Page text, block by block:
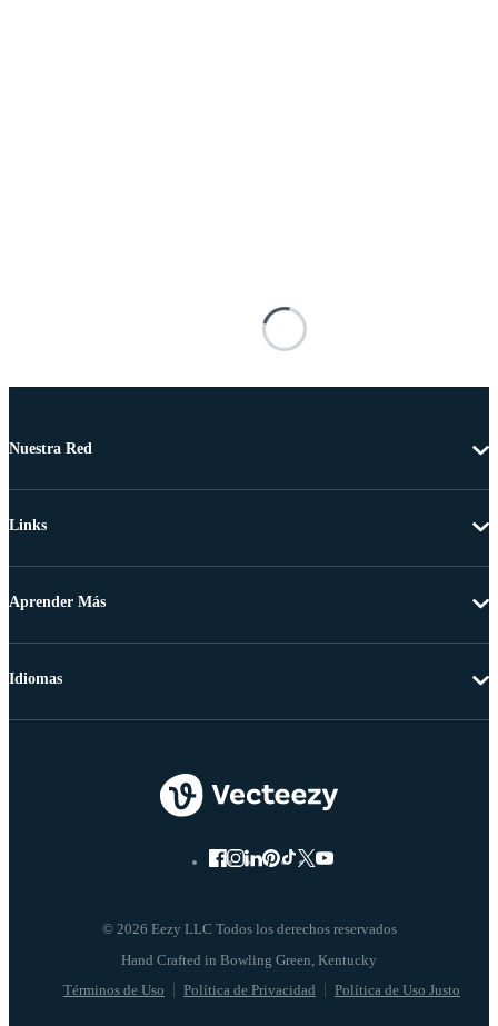
Nuestra Red
Links
Aprender Más
© 2026 Eezy LLC Todos los derechos reservados
Términos de Uso Política de Privacidad Política de Uso Justo
Idiomas